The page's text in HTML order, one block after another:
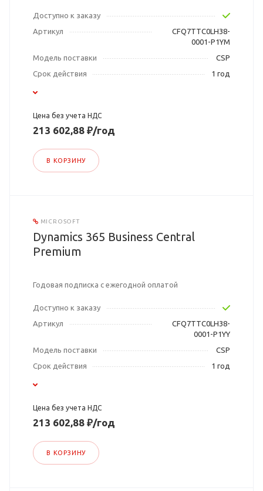
Доступно к заказу
Артикул
CFQ7TTC0LH38-
0001-P1YM
Модель поставки
CSP
Срок действия
1 год
Цена без учета НДС
213 602,88 ₽/год
В КОРЗИНУ
MICROSOFT
Dynamics 365 Business Central
Premium
Годовая подписка с ежегодной оплатой
Доступно к заказу
Артикул
CFQ7TTC0LH38-
0001-P1YY
Модель поставки
CSP
Срок действия
1 год
Цена без учета НДС
213 602,88 ₽/год
В КОРЗИНУ